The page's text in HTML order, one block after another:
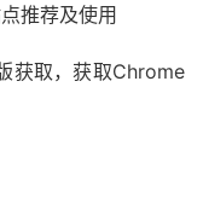
推荐及使用
获取，获取Chrome